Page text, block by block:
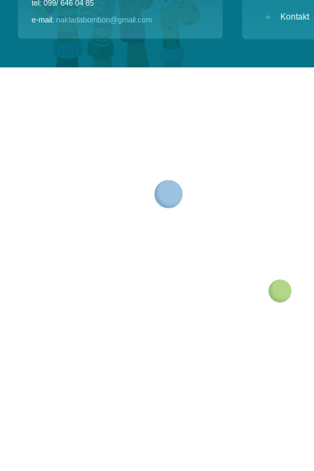
tel: 099/ 646 04 85
e-mail: nakladabombon@gmail.com
Kontakt